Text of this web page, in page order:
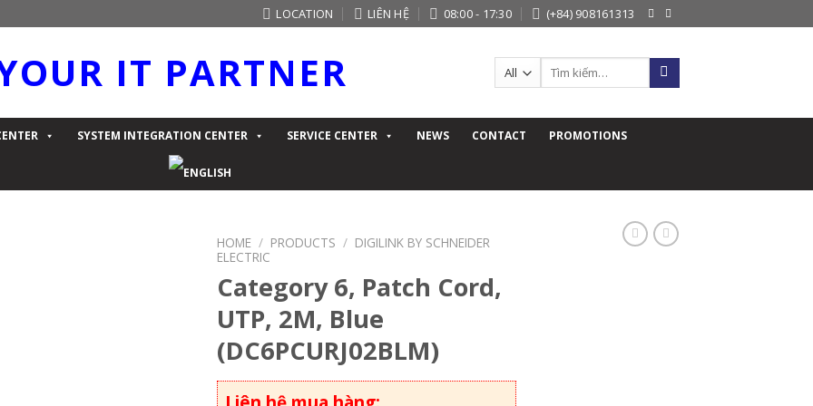
LOCATION LIÊN HỆ 08:00 - 17:30 (+84) 908161313
IT PARTNER
Search
SYSTEM INTEGRATION CENTER SERVICE CENTER NEWS CONTACT PROMOTIONS
HOME / PRODUCTS / DIGILINK BY SCHNEIDER
ELECTRIC
Category 6, Patch Cord,
UTP, 2M, Blue
(DC6PCURJ02BLM)